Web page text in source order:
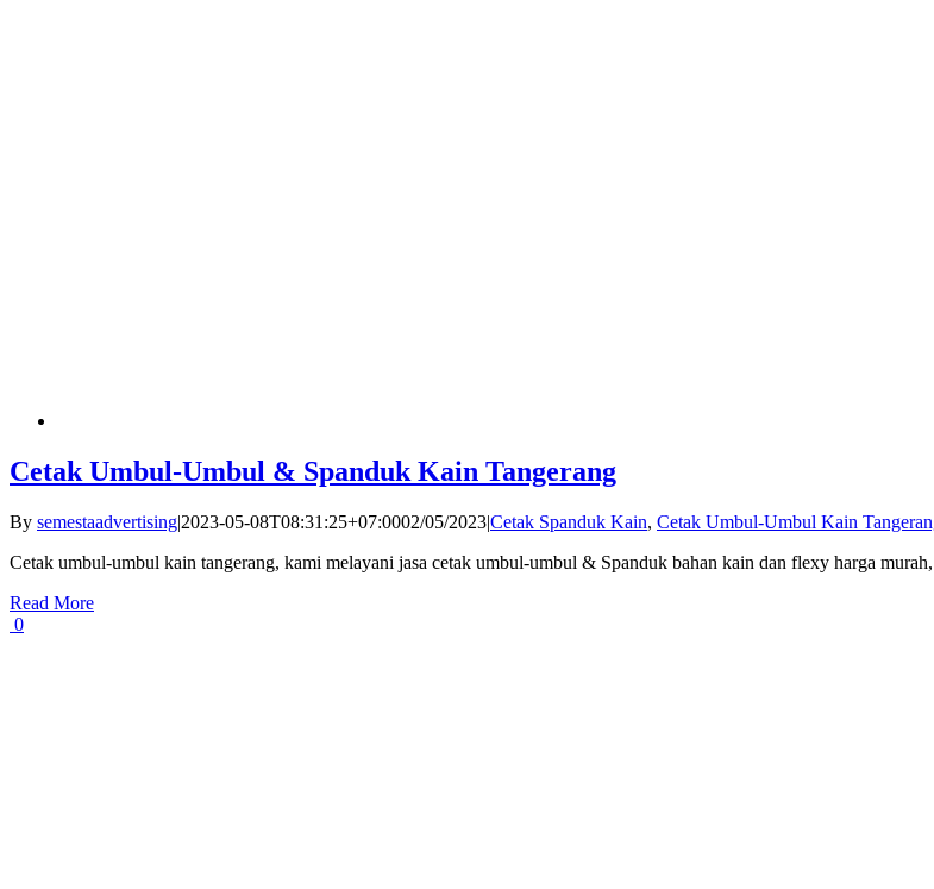
Cetak Umbul-Umbul & Spanduk Kain Tangerang
By semestaadvertising|2023-05-08T08:31:25+07:0002/05/2023|Cetak Spanduk Kain, Cetak Umbul-Umbul Kain
Cetak umbul-umbul kain tangerang, kami melayani jasa cetak umbul-umbul & Spanduk bahan kain dan flexy harga
Read More
0